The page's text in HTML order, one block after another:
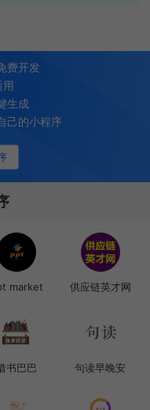
费开发
生成
己的小程序
market 供应链英才网
书巴巴 句读早晚安